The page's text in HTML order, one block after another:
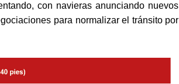
con navieras anunciando nuevos
para normalizar el tránsito por